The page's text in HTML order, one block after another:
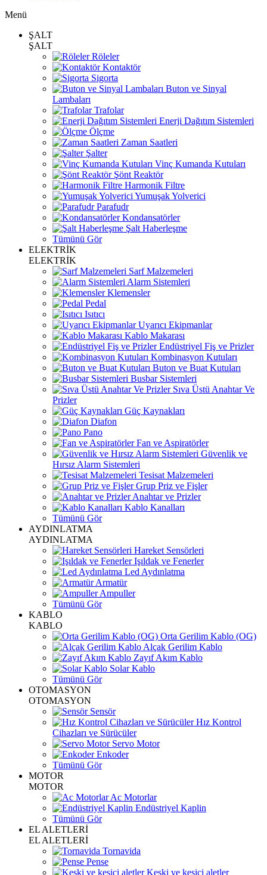
Menü
ŞALT
ŞALT
Röleler
Kontaktör
Sigorta
Buton ve Sinyal
Lambaları
Trafolar
Enerji Dağıtım Sistemleri
Ölçme
Zaman Saatleri
Şalter
Vinç Kumanda Kutuları
Şönt Reaktör
Harmonik Filtre
Yumuşak Yolverici
Parafudr
Kondansatörler
Şalt Haberleşme
Tümünü Gör
ELEKTRİK
ELEKTRİK
Sarf Malzemeleri
Alarm Sistemleri
Klemensler
Pedal
Isıtıcı
Uyarıcı Ekipmanlar
Kablo Makarası
Endüstriyel Fiş ve Prizler
Kombinasyon Kutuları
Buton ve Buat Kutuları
Busbar Sistemleri
Sıva Üstü Anahtar Ve
Prizler
Güç Kaynakları
Diafon
Pano
Fan ve Aspiratörler
Güvenlik ve
Hırsız Alarm Sistemleri
Tesisat Malzemeleri
Grup Priz ve Fişler
Anahtar ve Prizler
Kablo Kanalları
Tümünü Gör
AYDINLATMA
AYDINLATMA
Hareket Sensörleri
Işıldak ve Fenerler
Led Aydınlatma
Armatür
Ampuller
Tümünü Gör
KABLO
KABLO
Orta Gerilim Kablo (OG)
Alçak Gerilim Kablo
Zayıf Akım Kablo
Solar Kablo
Tümünü Gör
OTOMASYON
OTOMASYON
Sensör
Hız Kontrol
Cihazları ve Sürücüler
Servo Motor
Enkoder
Tümünü Gör
MOTOR
MOTOR
Ac Motorlar
Endüstriyel Kaplin
Tümünü Gör
EL ALETLERİ
EL ALETLERİ
Tornavida
Pense
Keski ve kesici aletler